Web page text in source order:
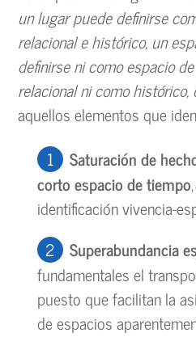
un lugar puede definirse
relacional e histórico, un
definirse ni como espacio
relacional ni como
aquellos elementos que
Saturación de
corto espacio de tiempo
identificación vivencia-
Superabundancia
fundamentales el
puesto que facilitan la
de espacios